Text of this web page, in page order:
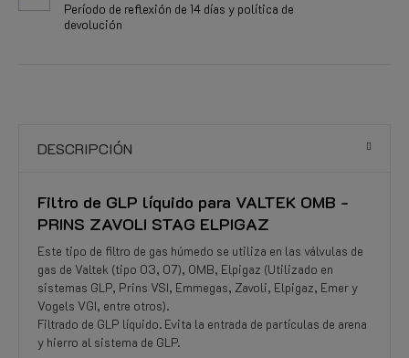
Período de reflexión de 14 días y política de
devolución
DESCRIPCIÓN
Filtro de GLP líquido para VALTEK OMB -
PRINS ZAVOLI STAG ELPIGAZ
Este tipo de filtro de gas húmedo se utiliza en las válvulas de
gas de Valtek (tipo 03, 07), OMB, Elpigaz (Utilizado en
sistemas GLP, Prins VSI, Emmegas, Zavoli, Elpigaz, Emer y
Vogels VGI, entre otros).
Filtrado de GLP líquido. Evita la entrada de partículas de arena
y hierro al sistema de GLP.